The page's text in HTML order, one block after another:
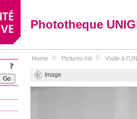
Phototheque
Home Pictures list Visite à
Image